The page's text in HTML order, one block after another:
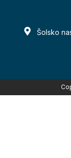
Šolsko